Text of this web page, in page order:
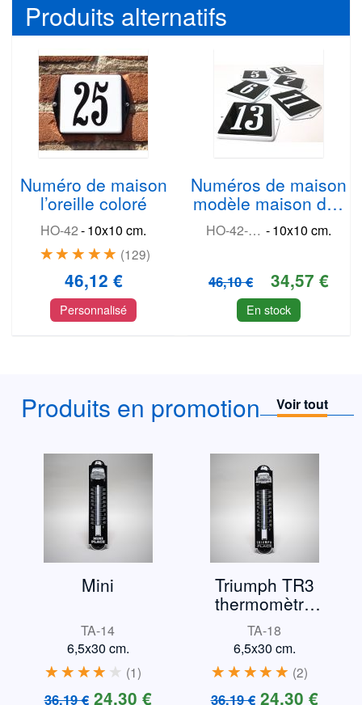
Produits alternatifs
Numéro de maison
l’oreille coloré
HO-42-10x10 cm.
129
46,12 €
Personnalisé
Numéros de maison
modèle maison des
travailleurs
HO-42-RP -10x10 cm.
46,10 € 34,57 €
En stock
Produits en promotion Voir tout
Mini
TA-14
6,5x30 cm.
1
36,19 € 24,30 €
Triumph TR3
thermomètre
email
TA-18
6,5x30 cm.
2
36,19 € 24,30 €